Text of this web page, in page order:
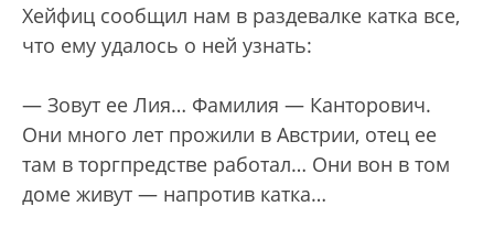
Хейфиц сообщил нам в раздевалке катка все,
что ему удалось о ней узнать:
— Зовут ее Лия… Фамилия — Канторович.
Они много лет прожили в Австрии, отец ее
там в торгпредстве работал… Они вон в том
доме живут — напротив катка…